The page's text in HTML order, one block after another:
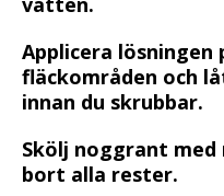
Applicera lösningen
fläckområden och
innan du skrubbar.
Skölj noggrant
bort alla rester.